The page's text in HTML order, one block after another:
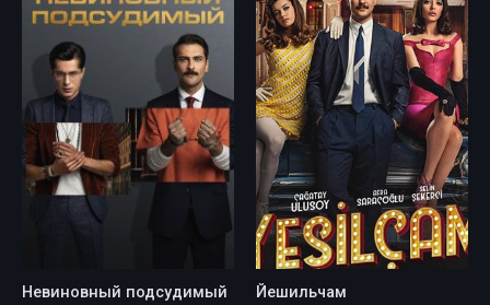
Невиновный подсудимый Йешильчам